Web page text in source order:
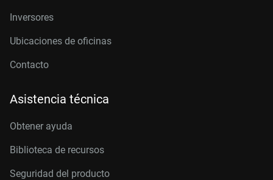
Inversores
Ubicaciones de oficinas
Contacto
Asistencia técnica
Obtener ayuda
Biblioteca de recursos
Seguridad del producto